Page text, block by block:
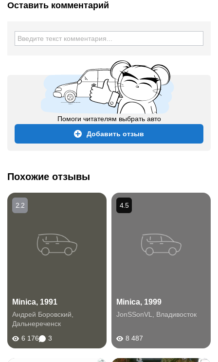
Оставить комментарий
Помоги читателям выбрать авто
Добавить отзыв
Похожие отзывы
Minica, 1991
Андрей Боровский
Дальнереченск
6 176
3
2.2
Minica, 1999
JonSSonVL Владивосток
8 487
4.5